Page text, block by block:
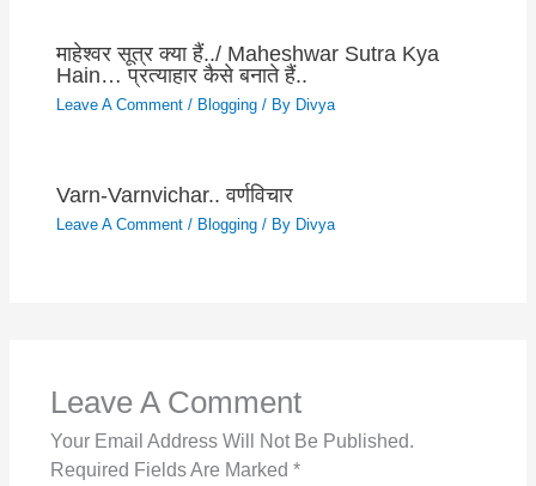
माहेश्वर सूत्र क्या हैं../ Maheshwar Sutra Kya
Hain… प्रत्याहार कैसे बनाते हैं..
Leave A Comment / Blogging / By Divya
Varn-Varnvichar.. वर्णविचार
Leave A Comment / Blogging / By Divya
Leave A Comment
Your Email Address Will Not Be Published.
Required Fields Are Marked *